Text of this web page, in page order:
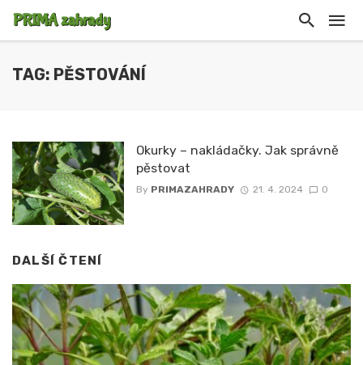
TAG: PĚSTOVÁNÍ
Okurky – nakládačky. Jak správně
pěstovat
By PRIMAZAHRADY 21. 4. 2024 0
DALŠÍ ČTENÍ